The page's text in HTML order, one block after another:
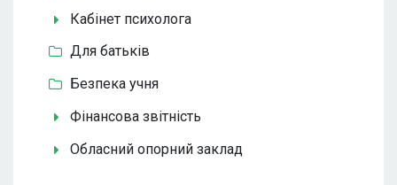
Кабінет психолога
Для батьків
Безпека учня
Фінансова звітність
Обласний опорний заклад